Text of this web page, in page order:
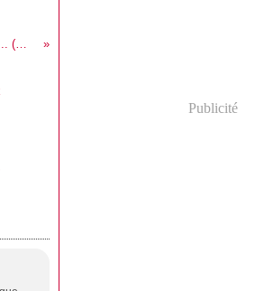
Les outils pour se lancer... (Weight Watcher)
Publicité